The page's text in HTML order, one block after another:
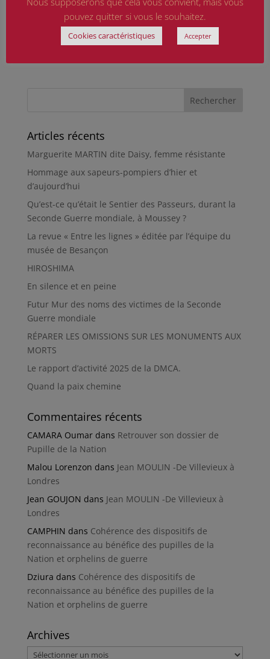
Articles récents
Marguerite MARTIN dite Daisy, femme résistante
Hommage aux sapeurs-pompiers d’hier et
d’aujourd’hui
Qu’est-ce qu’était le Sentier des Passeurs, durant la
Seconde Guerre mondiale, à Moussey ?
La revue « Entre les lignes » éditée par l’équipe du
musée de Besançon
HIROSHIMA
En silence et en peine
Futur Mur des noms des victimes de la Seconde
Guerre mondiale
RÉPARER LES OMISSIONS SUR LES MONUMENTS AUX
MORTS
Le rapport d’activité 2025 de la DMCA.
Quand la paix chemine
Commentaires récents
CAMARA Oumardans Retrouver son dossier de
Pupille de la Nation
Malou Lorenzon dans Jean MOULIN -De Villevieux à
Londres
Jean GOUJON dans Jean MOULIN -De Villevieux à
Londres
CAMPHIN dans Cohérence des dispositifs de
reconnaissance au bénéfice des pupilles de la
Nation et orphelins de guerre
Dziura dans Cohérence des dispositifs de
reconnaissance au bénéfice des pupilles de la
Nation et orphelins de guerre
Archives
Archives
pouvez quitter si vous le souhaitez.
Cookies caractéristiques Accepter